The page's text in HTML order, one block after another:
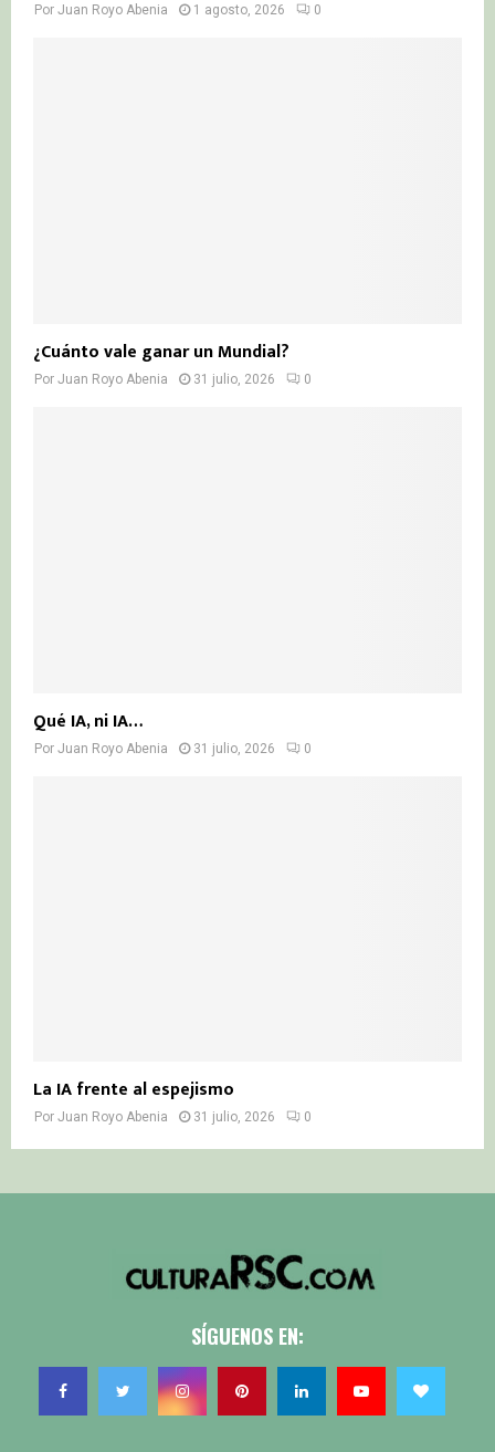
Por Juan Royo Abenia 1 agosto, 2026 0
¿Cuánto vale ganar un Mundial?
Por Juan Royo Abenia 31 julio, 2026 0
Qué IA, ni IA…
Por Juan Royo Abenia 31 julio, 2026 0
La IA frente al espejismo
Por Juan Royo Abenia 31 julio, 2026 0
SÍGUENOS EN: